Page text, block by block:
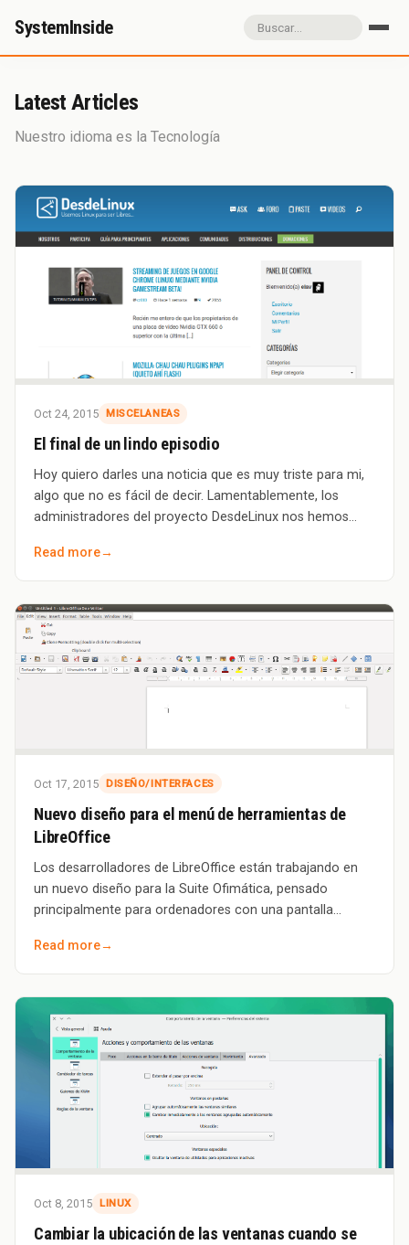
SystemInside
Latest Articles
Nuestro idioma es la Tecnología
Oct 24, 2015 MISCELANEAS
El final de un lindo episodio
Hoy quiero darles una noticia que es muy triste para mi,
algo que no es fácil de decir. Lamentablemente, los
administradores del proyecto DesdeLinux nos hemos
Read more→
Oct 17, 2015 DISEÑO/INTERFACES
Nuevo diseño para el menú de herramientas de
LibreOffice
Los desarrolladores de LibreOffice están trabajando en
un nuevo diseño para la Suite Ofimática, pensado
principalmente para ordenadores con una pantalla
Read more→
Oct 8, 2015 LINUX
Cambiar la ubicación de las ventanas cuando se